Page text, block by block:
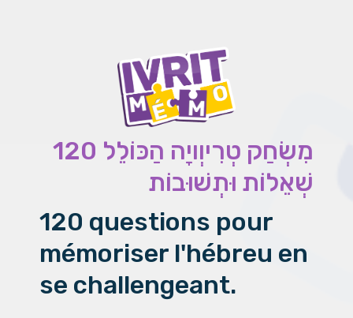
מִשְׂחַק טְרִיוְויָה הַכּוֹלֵל 120
שְׁאֵלוֹת וּתְשׁוּבוֹת
120 questions pour
mémoriser l'hébreu en
se challengeant.